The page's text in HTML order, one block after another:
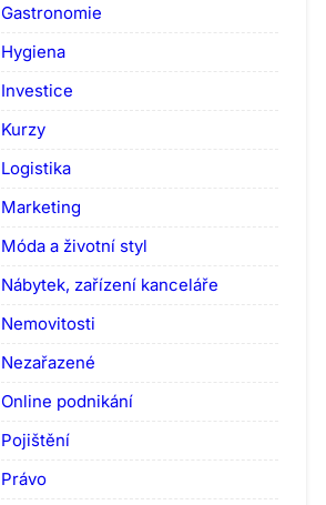
Gastronomie
Hygiena
Investice
Kurzy
Logistika
Marketing
Móda a životní styl
Nábytek, zařízení kanceláře
Nemovitosti
Nezařazené
Online podnikání
Pojištění
Právo